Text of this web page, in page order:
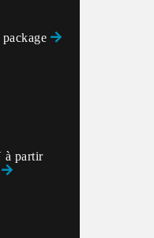
à partir